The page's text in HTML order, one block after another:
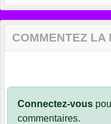
COMMENTEZ LA
Connectez-vous
commentaires.